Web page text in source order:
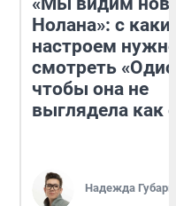
Нолана»: с
настроем
смотреть
чтобы она не
выглядела как
Надежда Губарь